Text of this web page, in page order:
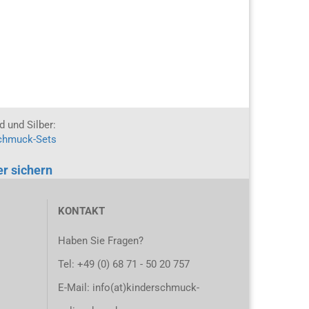
und Silber:
Sets
sichern
KONTAKT
Haben Sie Fragen?
Tel: +49 (0) 68 71 - 50 20 757
E-Mail: info(at)kinderschmuck-